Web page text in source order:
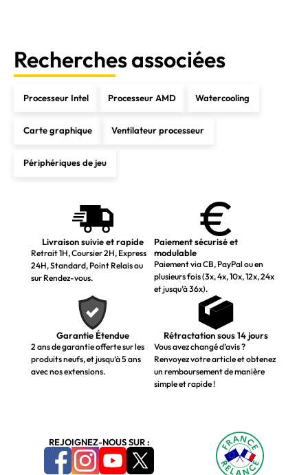
Recherches associées
Processeur Intel Processeur AMD Watercooling
Carte graphique Ventilateur processeur
Périphériques de jeu
Livraison suivie et rapide
Retrait 1H, Coursier 2H, Express
24H, Standard, Point Relais ou
sur Rendez-vous.
Paiement sécurisé et
modulable
Paiement via CB, PayPal ou en
plusieurs fois (3x, 4x, 10x, 12x, 24x
et jusqu’à 36x).
Garantie Étendue
2 ans de garantie offerte sur les
produits neufs, et jusqu’à 5 ans
avec nos extensions.
Rétractation sous 14 jours
Vous avez changé d’avis ?
Renvoyez votre article et obtenez
un remboursement de manière
simple et rapide !
REJOIGNEZ-NOUS SUR :